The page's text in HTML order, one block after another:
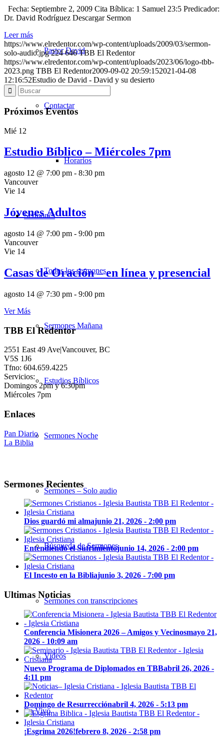
Pastor David
Contactar
Horarios
Sermones
Todos los sermones
Sermones Mañana
Estudios Bíblicos
Sermones Noche
Sermones – Solo audio
Búsqueda de Sermones
Sermones con transcripciones
Videos
En Vivo
Fecha: Septiembre 2, 2009 Cita Bíblica: 1 Samuel 23:5 Predicador:
Dr. David Rodríguez Descargar Sermon
Leer más
https://www.elredentor.com/wp-content/uploads/2009/03/sermon-
solo-audio.jpg 224 646 TBB El Redentor
https://www.elredentor.com/wp-content/uploads/2023/06/logo-tbb-
2023.png TBB El Redentor2009-09-02 20:59:152021-04-08
12:16:52Estudio de David - David y su desierto
Próximos Eventos
Mié 12
Estudio Bíblico – Miércoles 7pm
agosto 12 @ 7:00 pm - 8:30 pm
Vancouver
Vie 14
Jóvenes Adultos
agosto 14 @ 7:00 pm - 9:00 pm
Vancouver
Vie 14
Casas de Oración – en línea y presencial
agosto 14 @ 7:30 pm - 9:00 pm
Ver Más
TBB El Redentor
2551 East 49 Ave|Vancouver, BC
V5S 1J6
Tfno: 604.659.4225
Servicios:
Domingos 2pm y 6:30pm
Miércoles 7pm
Enlaces
Pan Diario
La Biblia
Sermones Recientes
Dios guardó mi almajunio 21, 2026 - 2:00 pm
Entendiendo el Sufrimientojunio 14, 2026 - 2:00 pm
El Incesto en la Bibliajunio 3, 2026 - 7:00 pm
Ultimas Noticias
Conferencia Misionera 2026 – Amigos y Vecinosmayo 21,
2026 - 10:09 am
Nuevo Programa de Diplomados en TBBabril 26, 2026 -
4:11 pm
Domingo de Resurrecciónabril 4, 2026 - 5:13 pm
¡Esgrima 2026!febrero 8, 2026 - 2:58 pm